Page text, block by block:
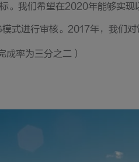
。我们希望在2020年能够实现
式进行审核。2017年，我们对
率为三分之二）